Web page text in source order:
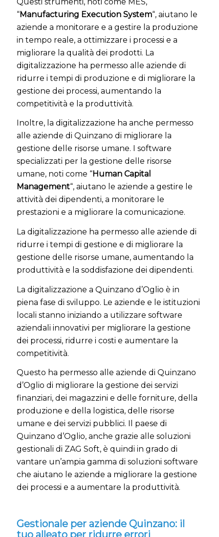
“Manufacturing Execution System“, aiutano le
aziende a monitorare e a gestire la produzione
in tempo reale, a ottimizzare i processi e a
migliorare la qualità dei prodotti. La
digitalizzazione ha permesso alle aziende di
ridurre i tempi di produzione e di migliorare la
gestione dei processi, aumentando la
competitività e la produttività.
Inoltre, la digitalizzazione ha anche permesso
alle aziende di Quinzano di migliorare la
gestione delle risorse umane. I software
specializzati per la gestione delle risorse
umane, noti come “Human Capital
Management“, aiutano le aziende a gestire le
attività dei dipendenti, a monitorare le
prestazioni e a migliorare la comunicazione.
La digitalizzazione ha permesso alle aziende di
ridurre i tempi di gestione e di migliorare la
gestione delle risorse umane, aumentando la
produttività e la soddisfazione dei dipendenti.
La digitalizzazione a Quinzano d’Oglio è in
piena fase di sviluppo. Le aziende e le istituzioni
locali stanno iniziando a utilizzare software
aziendali innovativi per migliorare la gestione
dei processi, ridurre i costi e aumentare la
competitività.
Questo ha permesso alle aziende di Quinzano
d’Oglio di migliorare la gestione dei servizi
finanziari, dei magazzini e delle forniture, della
produzione e della logistica, delle risorse
umane e dei servizi pubblici. Il paese di
Quinzano d’Oglio, anche grazie alle soluzioni
gestionali di ZAG Soft, è quindi in grado di
vantare un’ampia gamma di soluzioni software
che aiutano le aziende a migliorare la gestione
dei processi e a aumentare la produttività.
Gestionale per aziende Quinzano: il
tuo alleato per ridurre errori